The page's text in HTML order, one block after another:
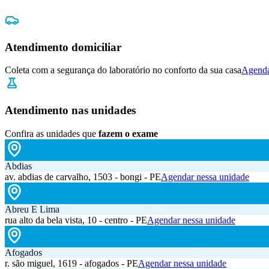
Atendimento domiciliar
Coleta com a segurança do laboratório no conforto da sua casa
Atendimento nas unidades
Confira as unidades que fazem o exame
Abdias
av. abdias de carvalho, 1503 - bongi - PEAgendar nessa unidade
Abreu E Lima
rua alto da bela vista, 10 - centro - PEAgendar nessa unidade
Afogados
r. são miguel, 1619 - afogados - PEAgendar nessa unidade